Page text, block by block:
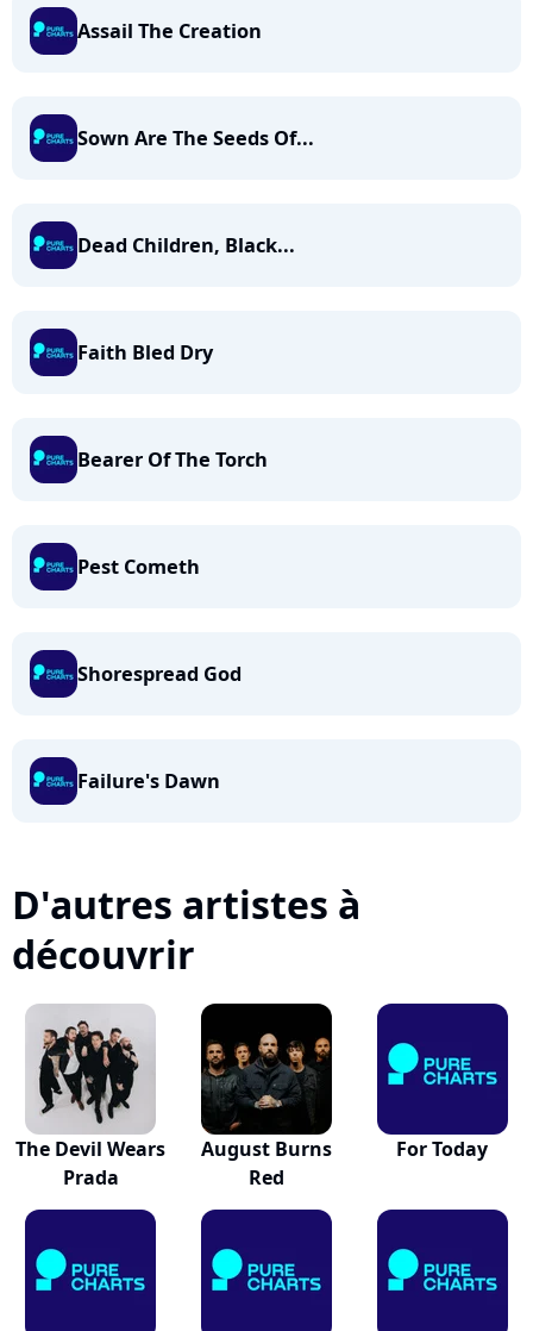
Assail The Creation
Sown Are The Seeds Of...
Dead Children, Black...
Faith Bled Dry
Bearer Of The Torch
Pest Cometh
Shorespread God
Failure's Dawn
D'autres artistes à
découvrir
The Devil Wears
Prada
August Burns
Red
For Today